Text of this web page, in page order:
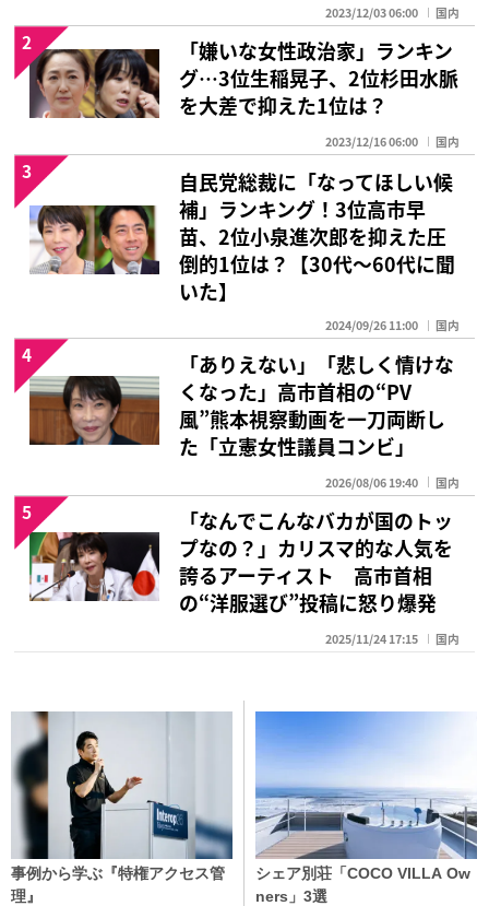
2023/12/03 06:00 国内
「嫌いな女性政治家」ランキン
グ…3位生稲晃子、2位杉田水脈
を大差で抑えた1位は？
2023/12/16 06:00 国内
2
自民党総裁に「なってほしい候
補」ランキング！3位高市早
苗、2位小泉進次郎を抑えた圧
倒的1位は？【30代〜60代に聞
いた】
2024/09/26 11:00 国内
3
「ありえない」「悲しく情けな
くなった」高市首相の“PV
風”熊本視察動画を一刀両断し
た「立憲女性議員コンビ」
2026/08/06 19:40 国内
4
「なんでこんなバカが国のトッ
プなの？」カリスマ的な人気を
誇るアーティスト 高市首相
の“洋服選び”投稿に怒り爆発
2025/11/24 17:15 国内
5
事例から学ぶ『特権アクセス管
理』
シェア別荘「COCO VILLA Ow
ners」3選